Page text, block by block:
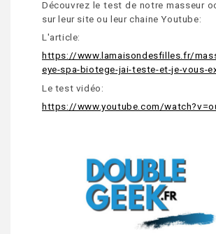
Découvrez le test de notre masseur
sur leur site ou leur chaine Youtube:
L'article:
https://www.lamaisondesfilles.fr/
eye-spa-biotege-jai-teste-et-je-vous-
Le test vidéo:
https://www.youtube.com/